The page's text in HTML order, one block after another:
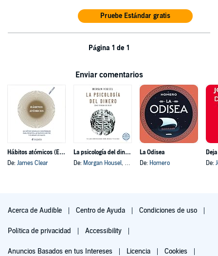
Pruebe Estándar gratis
Página 1 de 1
Enviar comentarios
Hábitos atómicos (Español neutro)
De: James Clear
La psicología del dinero
De: Morgan Housel, y otros
La Odisea
De: Homero
De:
Acerca de Audible Centro de Ayuda Condiciones de uso
Política de privacidad Accessibility
Anuncios Basados en tus Intereses Licencia Cookies